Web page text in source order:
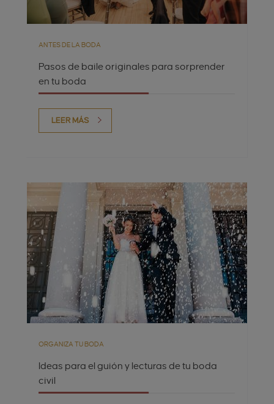
ANTES DE LA BODA
Pasos de baile originales para sorprender
en tu boda
LEER MÁS
ORGANIZA TU BODA
Ideas para el guión y lecturas de tu boda
civil